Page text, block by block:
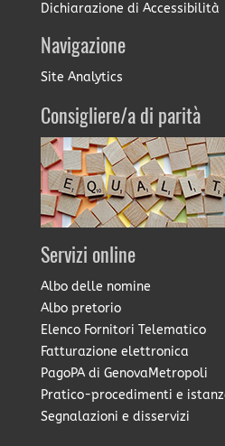
Dichiarazione di Accessibilità
Navigazione
Site Analytics
Consigliere/a di parità
Servizi online
Albo delle nomine
Albo pretorio
Elenco Fornitori Telematico
Fatturazione elettronica
PagoPA di GenovaMetropoli
Pratico-procedimenti e
Segnalazioni e disservizi